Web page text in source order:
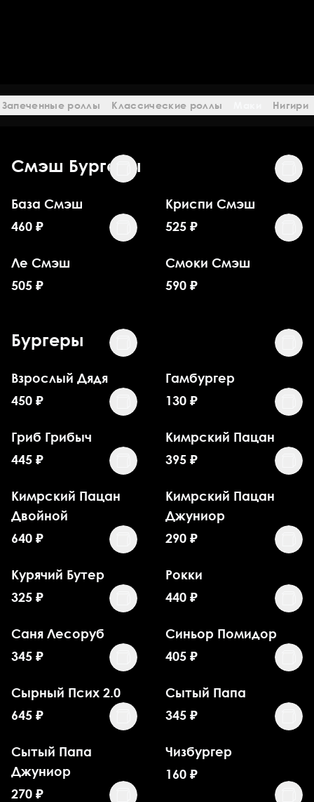
Запеченные роллы Классические роллы Нигири
Смэш Бургеры
База Смэш
460 ₽
Криспи Смэш
525 ₽
Ле Смэш
505 ₽
Смоки Смэш
590 ₽
Бургеры
Взрослый Дядя
450 ₽
Гамбургер
130 ₽
Гриб Грибыч
445 ₽
Кимрский Пацан
395 ₽
Кимрский Пацан
Двойной
640 ₽
Кимрский Пацан
Джуниор
290 ₽
Курячий Бутер
325 ₽
Рокки
440 ₽
Саня Лесоруб
345 ₽
Синьор Помидор
405 ₽
Сырный Псих 2.0
645 ₽
Сытый Папа
345 ₽
Сытый Папа
Джуниор
270 ₽
Чизбургер
160 ₽